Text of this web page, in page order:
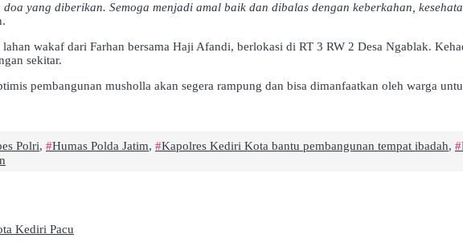
yang diberikan. Semoga menjadi amal baik dan dibalas dengan keberkahan,
wakaf dari Farhan bersama Haji Afandi, berlokasi di RT 3 RW 2 Desa Ngablak.
sekitar.
pembangunan musholla akan segera rampung dan bisa dimanfaatkan oleh warga
Polri, Humas Polda Jatim, Kapolres Kediri Kota bantu pembangunan tempat ibadah,